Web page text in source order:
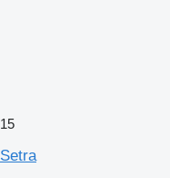
15
Setra